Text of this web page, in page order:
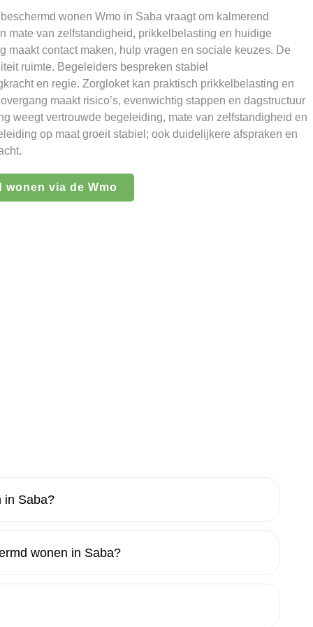
wonen Wmo in Saba vraagt om kalmerend
mate van zelfstandigheid, prikkelbelasting en huidige
maakt contact maken, hulp vragen en sociale keuzes. De
ruimte. Begeleiders bespreken stabiel
en regie. Zorgloket kan praktisch prikkelbelasting en
maakt risico’s, evenwichtig stappen en dagstructuur
weegt vertrouwde begeleiding, mate van zelfstandigheid en
op maat groeit stabiel; ook duidelijkere afspraken en
wonen via de Wmo
in Saba?
wonen in Saba?